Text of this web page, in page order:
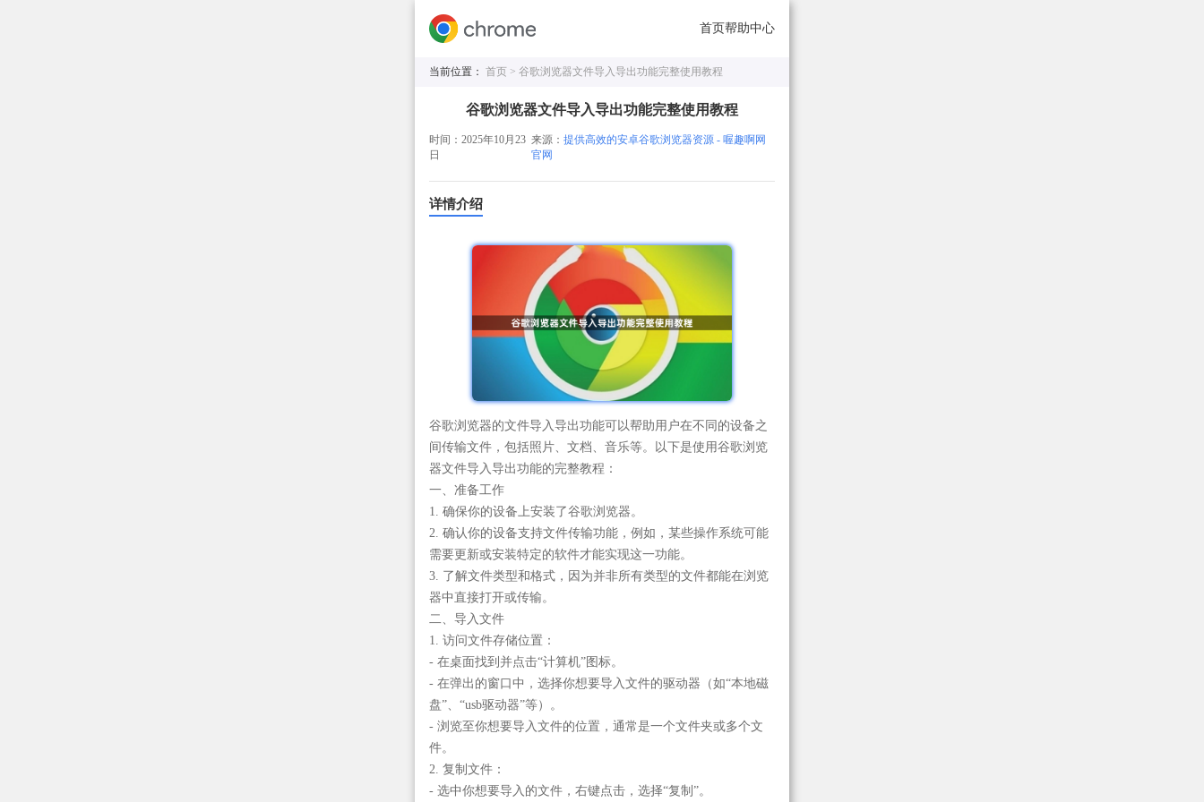
首页帮助中心
当前位置： 首页 > 谷歌浏览器文件导入导出功能完整使用教程
谷歌浏览器文件导入导出功能完整使用教程
时间：2025年10月23
日
来源：提供高效的安卓谷歌浏览器资源 - 喔趣啊网
官网
详情介绍
谷歌浏览器的文件导入导出功能可以帮助用户在不同的设备之
间传输文件，包括照片、文档、音乐等。以下是使用谷歌浏览
器文件导入导出功能的完整教程：
一、准备工作
1. 确保你的设备上安装了谷歌浏览器。
2. 确认你的设备支持文件传输功能，例如，某些操作系统可能
需要更新或安装特定的软件才能实现这一功能。
3. 了解文件类型和格式，因为并非所有类型的文件都能在浏览
器中直接打开或传输。
二、导入文件
1. 访问文件存储位置：
- 在桌面找到并点击“计算机”图标。
- 在弹出的窗口中，选择你想要导入文件的驱动器（如“本地磁
盘”、“usb驱动器”等）。
- 浏览至你想要导入文件的位置，通常是一个文件夹或多个文
件。
2. 复制文件：
- 选中你想要导入的文件，右键点击，选择“复制”。